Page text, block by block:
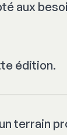
aux
édition.
terrain